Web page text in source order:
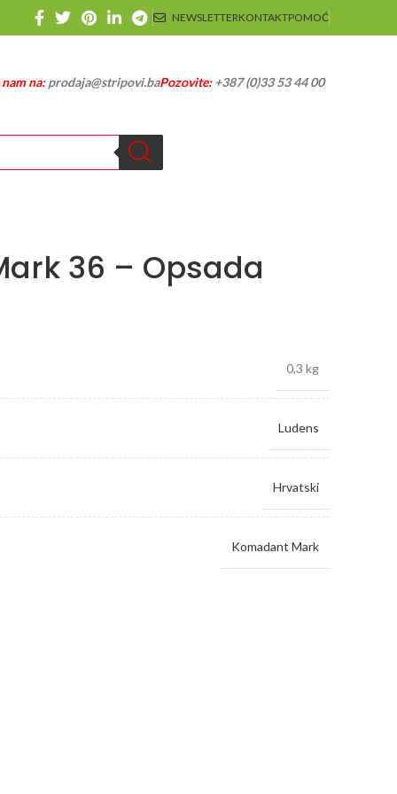
NEWSLETTERKONTAKTPOMOĆ
na:prodaja@stripovi.baPozovite:+387 (0)33 53 44 00
36 – Opsada
0,3 kg
Ludens
Hrvatski
Komadant Mark